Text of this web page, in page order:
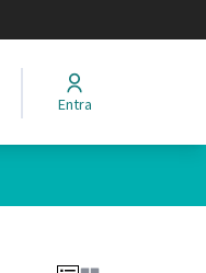
Entra